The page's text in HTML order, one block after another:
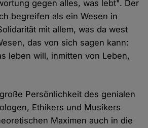
gegen alles, was lebt". Der
begreifen als ein Wesen in
mit allem, was da west
das von sich sagen kann:
leben will, inmitten von Leben,
Persönlichkeit des genialen
Ethikers und Musikers
Maximen auch in die